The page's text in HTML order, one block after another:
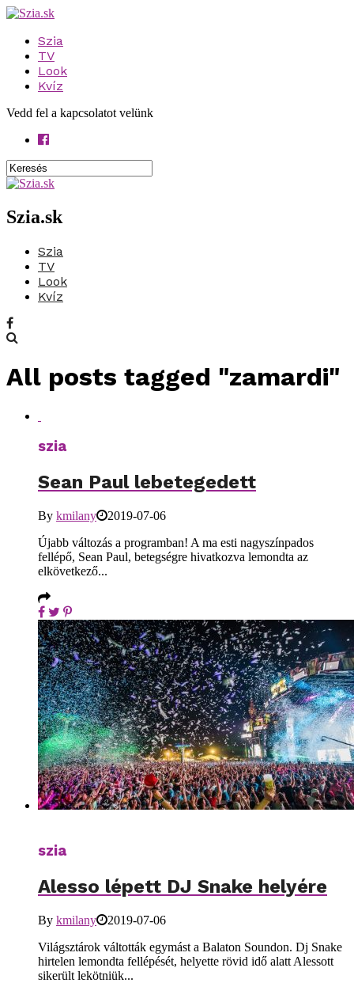
Szia
TV
Look
Kvíz
Vedd fel a kapcsolatot velünk
Szia.sk
Szia
TV
Look
Kvíz
All posts tagged "zamardi"
szia
Sean Paul lebetegedett
By kmilany
2019-07-06
Újabb változás a programban! A ma esti nagyszínpados
fellépő, Sean Paul, betegségre hivatkozva lemondta az
elkövetkező...
szia
Alesso lépett DJ Snake helyére
By kmilany
2019-07-06
Világsztárok váltották egymást a Balaton Soundon. Dj Snake
hirtelen lemondta fellépését, helyette rövid idő alatt Alessott
sikerült lekötniük...